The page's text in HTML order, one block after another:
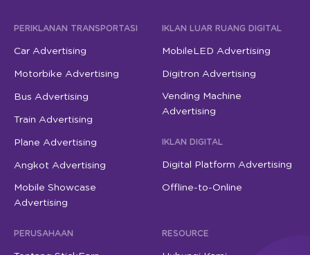
PERIKLANAN TRANSPORTASI
Car Advertising
Motorbike Advertising
Bus Advertising
Train Advertising
Plane Advertising
Angkot Advertising
Mobile Showcase
Advertising
IKLAN LUAR RUANG DIGITAL
MobileLED Advertising
Digitron Advertising
Vending Machine
Advertising
IKLAN DIGITAL
Digital Platform Advertising
Offline-to-Online
PERUSAHAAN RESOURCE